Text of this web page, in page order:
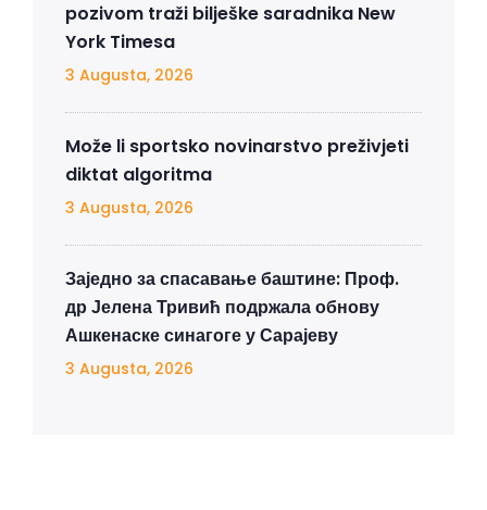
pozivom traži bilješke saradnika New
York Timesa
3 Augusta, 2026
Može li sportsko novinarstvo preživjeti
diktat algoritma
3 Augusta, 2026
Заједно за спасавање баштине: Проф.
др Јелена Тривић подржала обнову
Ашкенаске синагоге у Сарајеву
3 Augusta, 2026